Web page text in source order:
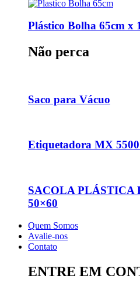
Plástico Bolha 65cm x
Não perca
Saco para Vácuo
Etiquetadora MX
SACOLA PLÁSTICA
50×60
Quem Somos
Avalie-nos
Contato
ENTRE EM